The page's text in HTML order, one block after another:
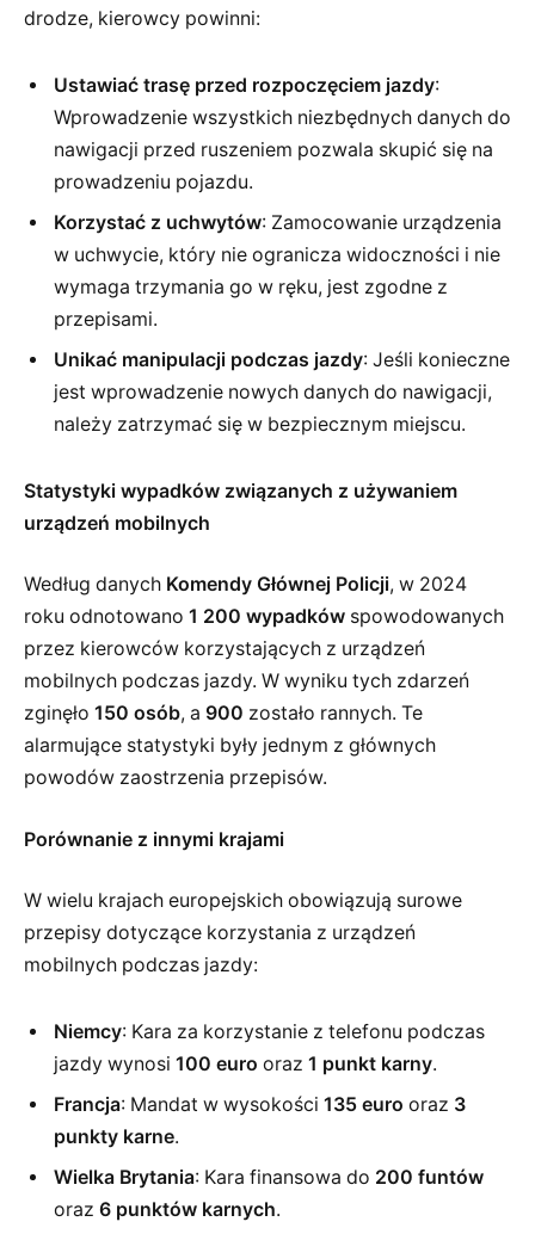
drodze, kierowcy powinni:
Ustawiać trasę przed rozpoczęciem jazdy:
Wprowadzenie wszystkich niezbędnych danych do
nawigacji przed ruszeniem pozwala skupić się na
prowadzeniu pojazdu.
Korzystać z uchwytów: Zamocowanie urządzenia
w uchwycie, który nie ogranicza widoczności i nie
wymaga trzymania go w ręku, jest zgodne z
przepisami.
Unikać manipulacji podczas jazdy: Jeśli konieczne
jest wprowadzenie nowych danych do nawigacji,
należy zatrzymać się w bezpiecznym miejscu.
Statystyki wypadków związanych z używaniem
urządzeń mobilnych
Według danych Komendy Głównej Policji, w 2024
roku odnotowano 1 200 wypadków spowodowanych
przez kierowców korzystających z urządzeń
mobilnych podczas jazdy. W wyniku tych zdarzeń
zginęło 150 osób, a 900 zostało rannych. Te
alarmujące statystyki były jednym z głównych
powodów zaostrzenia przepisów.
Porównanie z innymi krajami
W wielu krajach europejskich obowiązują surowe
przepisy dotyczące korzystania z urządzeń
mobilnych podczas jazdy:
Niemcy: Kara za korzystanie z telefonu podczas
jazdy wynosi 100 euro oraz 1 punkt karny.
Francja: Mandat w wysokości 135 euro oraz 3
punkty karne.
Wielka Brytania: Kara finansowa do 200 funtów
oraz 6 punktów karnych.